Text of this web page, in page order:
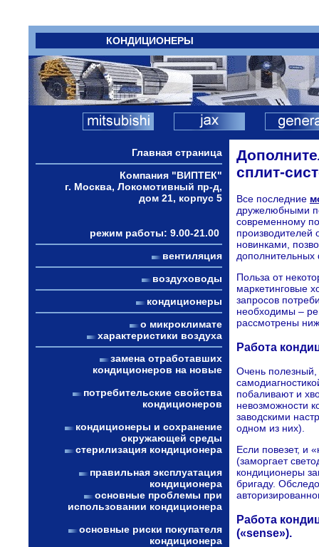
КОНДИЦИОНЕРЫ
Главная страница
Компания "ВИПТЕК"
г. Москва, Локомотивный пр-д,
дом 21, корпус 5
режим работы: 9.00-21.00
вентиляция
воздуховоды
кондиционеры
о микроклимате
характеристики воздуха
замена отработавших
кондиционеров на новые
потребительские свойства
кондиционеров
кондиционеры и сохранение
окружающей среды
стерилизация кондиционера
правильная эксплуатация
кондиционера
основные проблемы при
использовании кондиционера
основные риски покупателя
кондиционера
сплит-
Все последние
дружелюбными
современному
новинками,
дополнительных
Польза от
маркетинговые
запросов
необходимы –
рассмотрены
Работа
Очень
побаливают и
невозможности
заводскими
одном из них).
Если повезет, и
(заморгает
кондиционеры
бригаду.
Работа
(«sense»).